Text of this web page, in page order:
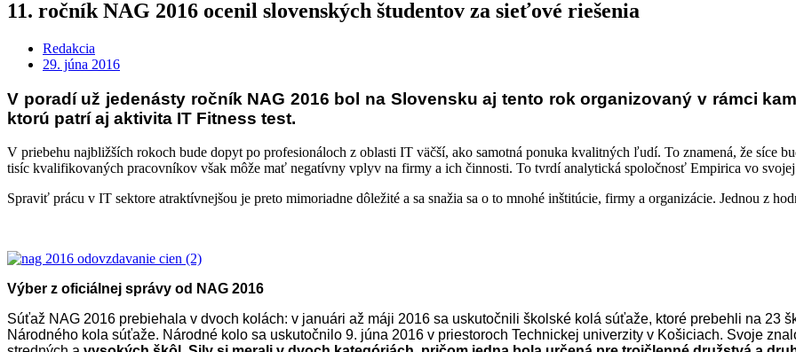
11. ročník NAG 2016 ocenil slovenských študentov za sieťové riešenia
Redakcia
29. júna 2016
V poradí už jedenásty ročník NAG 2016 bol na Slovensku aj tento rok organizovaný v rámci
ktorú patrí aj aktivita IT Fitness test.
V priebehu najbližších rokoch bude dopyt po profesionáloch z oblasti IT väčší, ako samotná ponuka kvalitných ľudí. To znamená, že síce
tisíc kvalifikovaných pracovníkov však môže mať negatívny vplyv na firmy a ich činnosti. To tvrdí analytická spoločnosť Empirica vo
Spraviť prácu v IT sektore atraktívnejšou je preto mimoriadne dôležité a sa snažia sa o to mnohé inštitúcie, firmy a organizácie. Jednou z
Výber z oficiálnej správy od NAG 2016
Súťaž NAG 2016 prebiehala v dvoch kolách: v januári až máji 2016 sa uskutočnili školské kolá súťaže, ktoré prebehli na 23
Národného kola súťaže. Národné kolo sa uskutočnilo 9. júna 2016 v priestoroch Technickej univerzity v Košiciach. Svoje